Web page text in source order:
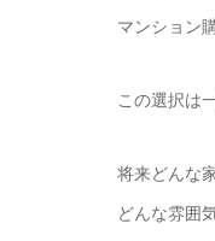
マンション
この選択は
将来どんな
どんな雰囲